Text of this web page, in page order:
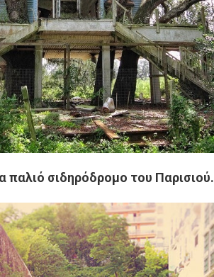
σιδηρόδρομο του Παρισιού.